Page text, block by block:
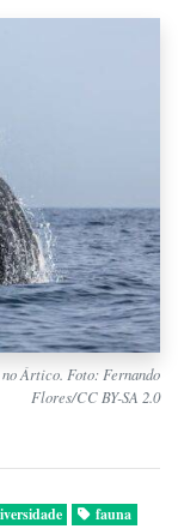
Ártico. Foto: Fernando
Flores/CC BY-SA 2.0
fauna